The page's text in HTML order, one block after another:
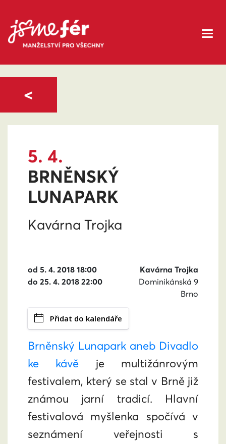
5. 4.
BRNĚNSKÝ
LUNAPARK
Kavárna Trojka
od 5. 4. 2018 18:00
do 25. 4. 2018 22:00
Kavárna Trojka
Dominikánská 9
Brno
Přidat do kalendáře
Brněnský Lunapark aneb Divadlo
ke kávě je multižánrovým
festivalem, který se stal v Brně již
známou jarní tradicí. Hlavní
festivalová myšlenka spočívá v
seznámení veřejnosti s
<